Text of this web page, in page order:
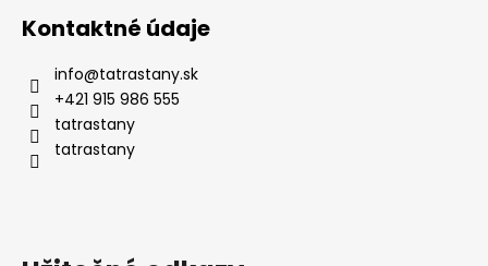
Kontaktné údaje
info@tatrastany.sk
+421 915 986 555
tatrastany
tatrastany